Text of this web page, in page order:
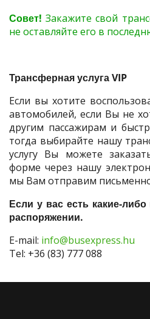
Совет!Закажите свой
не оставляйте его в
Трансферная услуга VIP
Если вы хотите
автомобилей, если Вы не
другим пассажирам и
тогда выбирайте нашу
услугу Вы можете
форме через нашу
мы Вам отправим
Если у вас есть какие-
распоряжении.
E-mail: info@busexpress.hu
Tel: +36 (83) 777 088